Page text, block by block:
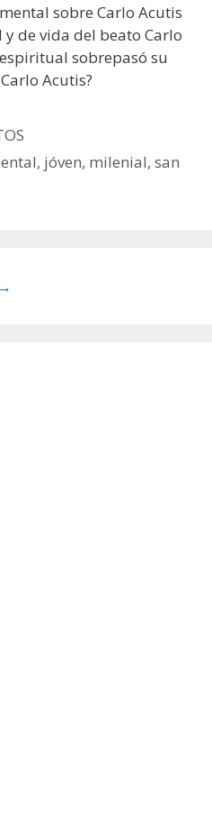
sobre Carlo Acutis
de vida del beato Carlo
sobrepasó su
Acutis?
, jóven, milenial,san
→